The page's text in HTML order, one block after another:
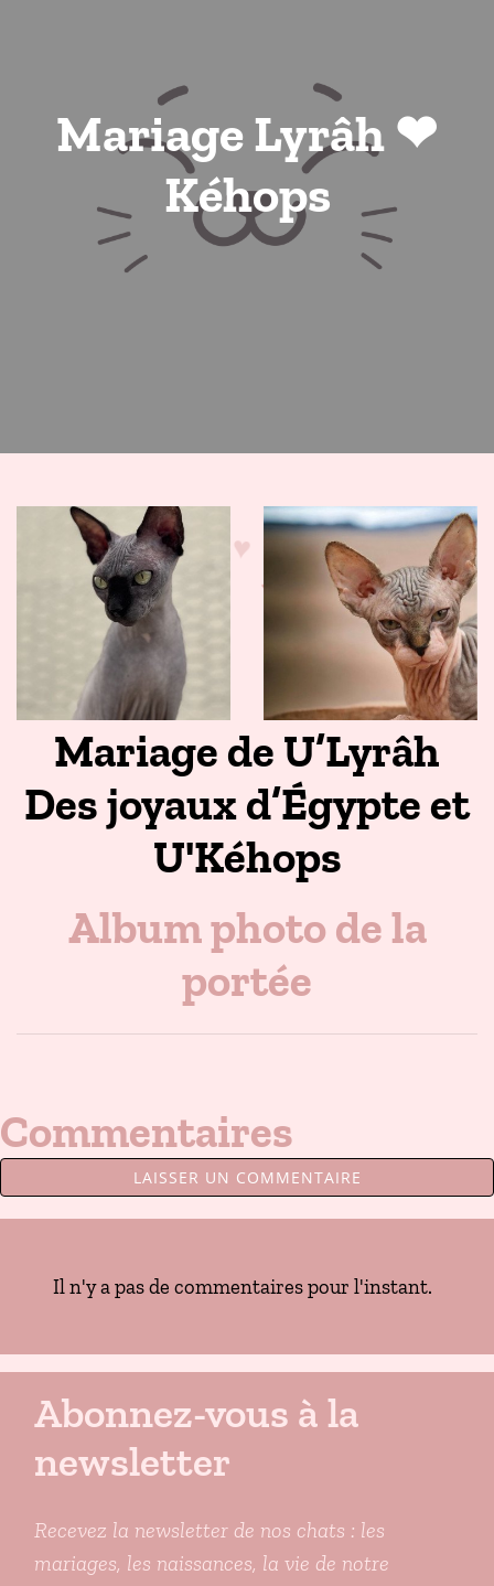
Mariage Lyrâh ❤
Kéhops
♥
♥
♥
Mariage de U’Lyrâh
Des joyaux d’Égypte et
U'Kéhops
Album photo de la
portée
Commentaires
LAISSER UN COMMENTAIRE
Il n'y a pas de commentaires pour l'instant.
Abonnez-vous à la
newsletter
Recevez la newsletter de nos chats : les
mariages, les naissances, la vie de notre